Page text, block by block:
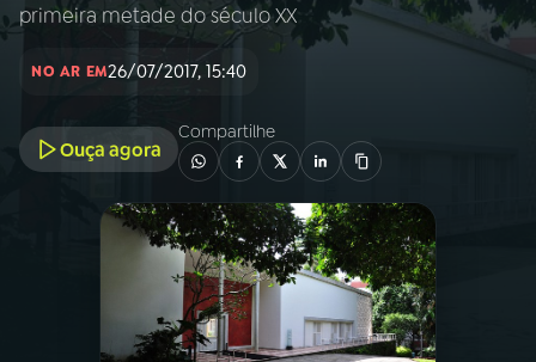
Início AO VIVO
INÍCIO
PROGRAMAÇÃO
PROGRAMAS
primeira metade do século XX
NO AR EM26/07/2017, 15:40
Ouça agora
Compartilhe